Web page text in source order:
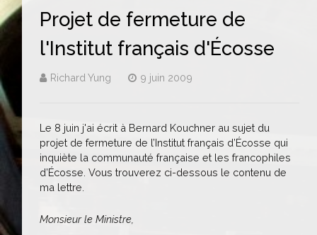
Projet de fermeture de
l'Institut français d'Écosse
Richard Yung 9 juin 2009
Le 8 juin j'ai écrit à Bernard Kouchner au sujet du
projet de fermeture de l’Institut français d’Écosse qui
inquiète la communauté française et les francophiles
d’Écosse. Vous trouverez ci-dessous le contenu de
ma lettre.
Monsieur le Ministre,